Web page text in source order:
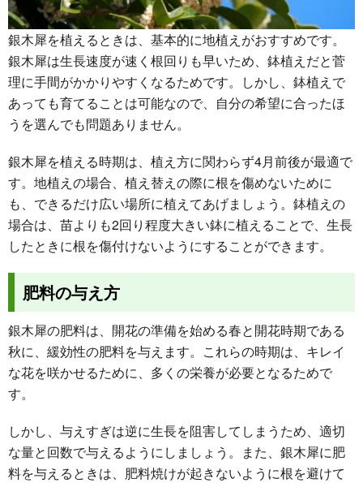
銀木犀を植えるときは、基本的に地植えがおすすめです。
銀木犀は生長速度が速く根回りも早いため、鉢植えだと菅
理に手間がかかりやすくなるためです。しかし、鉢植えで
あっても育てることは可能なので、自分の希望に合ったほ
うを選んでも問題ありません。
銀木犀を植える時期は、植え方に関わらず4月前後が最適で
す。地植えの場合、植え替えの際に根を傷めないために
も、できるだけ広い場所に植えてあげましょう。鉢植えの
場合は、苗よりも2回り程度大きい鉢に植えることで、生長
したときに根を傷付けないようにすることができます。
肥料の与え方
銀木犀の肥料は、開花の準備を始める春と開花時期である
秋に、緩効性の肥料を与えます。これらの時期は、キレイ
な花を咲かせるために、多くの栄養が必要となるためで
す。
しかし、与えすぎは逆に生長を阻害してしまうため、適切
な量と回数で与えるようにしましょう。また、銀木犀に肥
料を与えるときは、肥料焼けが起きないように根を避けて